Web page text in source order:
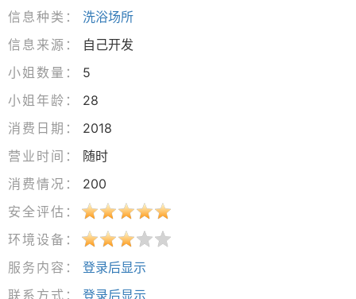
信息种类：
洗浴场所
信息来源：
自己开发
小姐数量：
5
小姐年龄：
28
消费日期：
2018
营业时间：
随时
消费情况：
200
安全评估：
环境设备：
服务内容：
登录后显示
联系方式：
登录后显示